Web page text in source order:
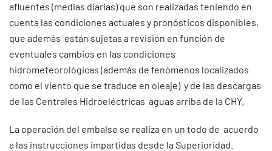
afluentes (medias diarias) que son realizadas teniendo en
cuenta las condiciones actuales y pronósticos disponibles,
que además están sujetas a revisión en función de
eventuales cambios en las condiciones
hidrometeorológicas (además de fenómenos localizados
como el viento que se traduce en oleaje) y de las descargas
de las Centrales Hidroeléctricas aguas arriba de la CHY.
La operación del embalse se realiza en un todo de acuerdo
a las instrucciones impartidas desde la Superioridad.